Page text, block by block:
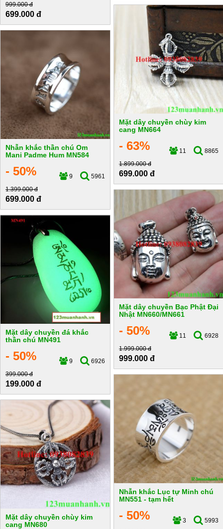
999.000 đ
699.000 đ
Mặt dây chuyền chùy kim
cang MN664
- 63% 11
8865
1.899.000 đ
699.000 đ
Nhẫn khắc thần chú Om
Mani Padme Hum MN584
- 50% 9
5961
1.399.000 đ
699.000 đ
Mặt dây chuyền Bạc Phật Đại
Nhật MN660/MN661
- 50% 11
6928
1.999.000 đ
999.000 đ
Mặt dây chuyền đá khắc
thần chú MN491
- 50% 9
6926
399.000 đ
199.000 đ
Nhẫn khắc Lục tự Minh chú
MN551 - tạm hết
- 50% 3
5993
Mặt dây chuyền chùy kim
cang MN680